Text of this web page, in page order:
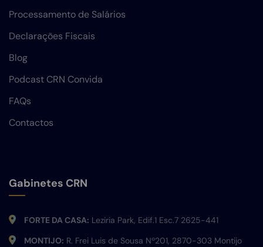
Processamento de Salários
Declarações Fiscais
Blog
Podcast CRN Convida
FAQs
Contactos
Gabinetes CRN
FORTE DA CASA: Leziria Park, Edif.1 Esc.7 2625-441
MONTIJO: R. Frei Luis de Sousa Nº201, 2870-303 Montijo